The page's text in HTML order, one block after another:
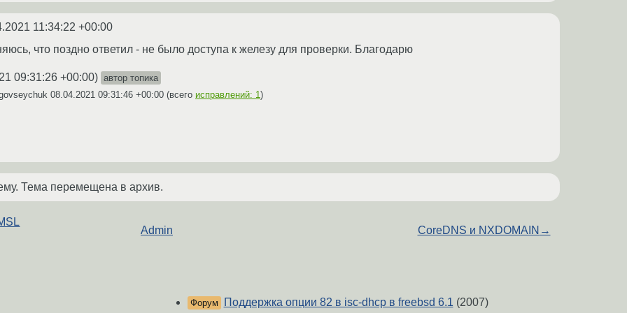
11:34:22 +00:00
что поздно ответил - не было доступа к железу для проверки. Благодарю
09:31:26 +00:00) автор топика
08.04.2021 09:31:46 +00:00 (всего исправлений: 1 )
Тема перемещена в архив.
Admin CoreDNS и NXDOMAIN →
Форум Поддержка опции 82 в isc-dhcp в freebsd 6.1 (2007)